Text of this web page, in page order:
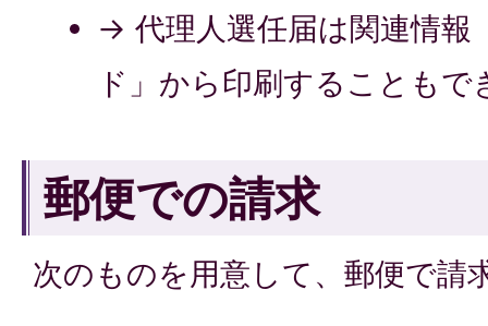
→ 代理人選任届は関連情報
ド」から印刷することもで
郵便での請求
次のものを用意して、郵便で請